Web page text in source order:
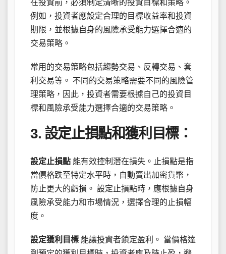
在投資前，必須制定清晰的投資目標和策略。
例如，投資者應設定合理的目標收益率和投資
期限，並根據自身的風險承受能力選擇合適的
交易策略。
常用的交易策略包括趨勢交易、反轉交易、套
利交易等。 不同的交易策略需要不同的風險管
理策略，因此，投資者需要根據自己的投資目
標和風險承受能力選擇合適的交易策略。
3. 設定止損點和獲利目標：
設定止損點 能有效控制潛在損失。止損點是指
當價格跌至特定水平時，自動賣出加密貨幣，
防止更大的虧損。 設定止損點時，應根據自身
風險承受能力和市場情況，選擇合理的止損幅
度。
設定獲利目標 能讓投資者鎖定盈利。 當價格達